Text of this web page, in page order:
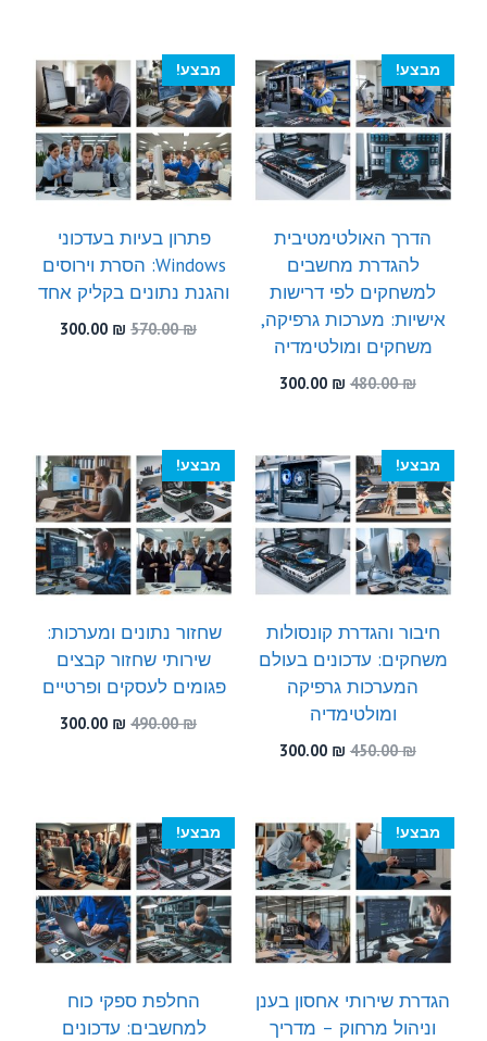
480.00 ₪.
300.00 ₪.
מבצע!
הדרך האולטימטיבית
להגדרת מחשבים
למשחקים לפי דרישות
אישיות: מערכות גרפיקה,
משחקים ומולטימדיה
480.00₪
המחיר
300.00 ₪
300.00 ₪.
מבצע!
פתרון בעיות בעדכוני
Windows: הסרת וירוסים
והגנת נתונים בקליק אחד
570.00₪
המחיר
300.00 ₪
המחיר
מבצע!
חיבור והגדרת קונסולות
משחקים: עדכונים בעולם
המערכות גרפיקה
ומולטימדיה
450.00₪
המחיר
450.00 ₪.
300.00 ₪
300.00 ₪.
מבצע!
שחזור נתונים ומערכות:
שירותי שחזור קבצים
פגומים לעסקים ופרטיים
490.00₪
המחיר
300.00 ₪
המחיר
מבצע!
הגדרת שירותי אחסון בענן
וניהול מרחוק – מדריך
מבצע!
החלפת ספקי כוח
למחשבים: עדכונים